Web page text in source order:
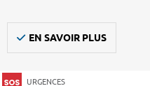
EN SAVOIR PLUS
URGENCES